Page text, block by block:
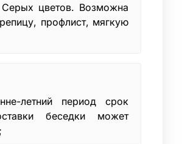
цветов. Возможна
профлист, мягкую
летний период срок
беседки может